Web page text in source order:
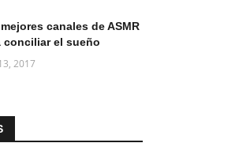
canales de ASMR
conciliar el sueño
2017